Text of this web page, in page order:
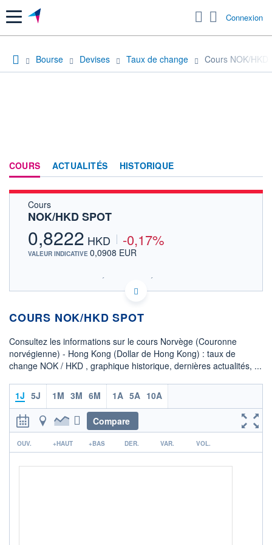
Menu Connexion
Bourse Devises Taux de change Cours NOK/HKD
COURS ACTUALITÉS HISTORIQUE
Cours
NOK/HKD SPOT
0,8222 HKD -0,17%
VALEUR INDICATIVE 0,0908 EUR
SIX - FOREX 2 DONNÉES TEMPS RÉEL
Politique d'exécution
04h05
0,823
OUVERTURE
0,8236
CLÔTURE VEILLE
0,8238 0,8221
COTATION SPÉCIFIQUE
COURS NOK/HKD SPOT
Consultez les informations sur le cours Norvège (Couronne
norvégienne) - Hong Kong (Dollar de Hong Kong) : taux de
change NOK / HKD , graphique historique, dernières actualités, ...
1J 5J 1M 3M 6M 1A 5A 10A
Compare
r
OUV. +HAUT +BAS DER. VAR. VOL.